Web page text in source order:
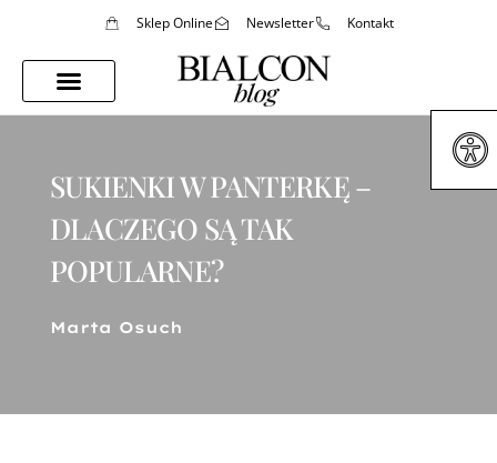
Sklep Online Newsletter Kontakt
SUKIENKI W PANTERKĘ –
DLACZEGO SĄ TAK
POPULARNE?
Marta Osuch